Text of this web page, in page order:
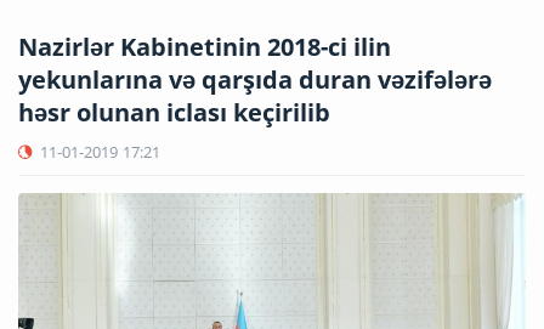
Nazirlər Kabinetinin 2018-ci ilin
yekunlarına və qarşıda duran vəzifələrə
həsr olunan iclası keçirilib
11-01-2019 17:21